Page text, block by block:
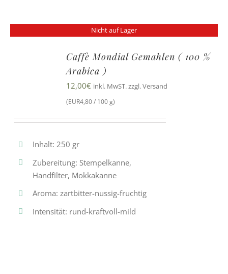
Nicht auf Lager
Caffè Mondial Gemahlen ( 100 %
Arabica )
12,00€ inkl. MwST. zzgl. Versand
(EUR4,80 / 100 g)
Inhalt: 250 gr
Zubereitung: Stempelkanne,
Handfilter, Mokkakanne
Aroma: zartbitter-nussig-fruchtig
Intensität: rund-kraftvoll-mild